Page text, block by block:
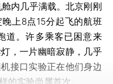
内几乎满载。北京刚刚
上8点15分起飞的航班
道。许多乘客已困意来
，一片幽暗寂静，几乎
接口实验正在他们身边
的实验尚属首次。